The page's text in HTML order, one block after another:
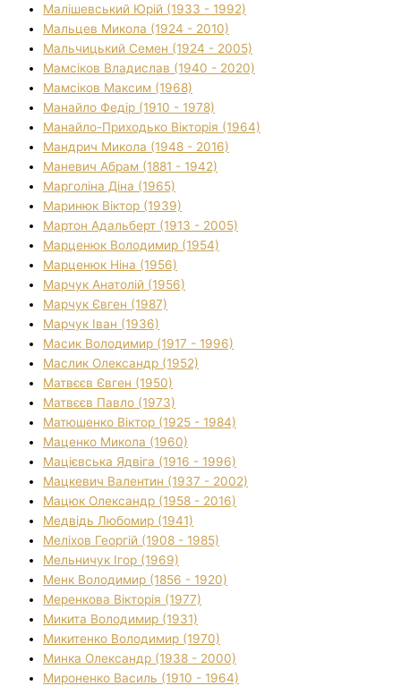
Малішевський Юрій (1933 - 1992)
Мальцев Микола (1924 - 2010)
Мальчицький Семен (1924 - 2005)
Мамсіков Владислав (1940 - 2020)
Мамсіков Максим (1968)
Манайло Федір (1910 - 1978)
Манайло-Приходько Вікторія (1964)
Мандрич Микола (1948 - 2016)
Маневич Абрам (1881 - 1942)
Марголіна Діна (1965)
Маринюк Віктор (1939)
Мартон Адальберт (1913 - 2005)
Марценюк Володимир (1954)
Марценюк Ніна (1956)
Марчук Анатолій (1956)
Марчук Євген (1987)
Марчук Іван (1936)
Масик Володимир (1917 - 1996)
Маслик Олександр (1952)
Матвєєв Євген (1950)
Матвєєв Павло (1973)
Матюшенко Віктор (1925 - 1984)
Маценко Микола (1960)
Мацієвська Ядвіга (1916 - 1996)
Мацкевич Валентин (1937 - 2002)
Мацюк Олександр (1958 - 2016)
Медвідь Любомир (1941)
Меліхов Георгій (1908 - 1985)
Мельничук Ігор (1969)
Менк Володимир (1856 - 1920)
Меренкова Вікторія (1977)
Микита Володимир (1931)
Микитенко Володимир (1970)
Минка Олександр (1938 - 2000)
Мироненко Василь (1910 - 1964)